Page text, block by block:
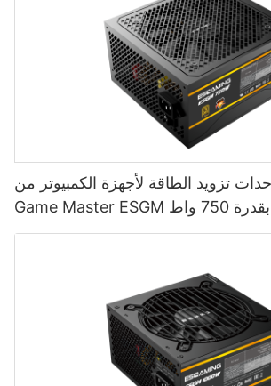
تزويد الطاقة لأجهزة الكمبيوتر من
Game Master ESGM بقدرة 750 واط